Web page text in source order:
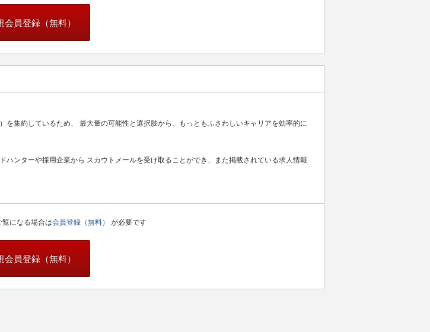
会員登録（無料）
集約しているため、 最大量の可能性と選択肢から、もっともふさわしいキャリアを効率的に
ンターや採用企業から スカウトメールを受け取ることができ、また掲載されている求人情報
になる場合は会員登録（無料） が必要です
会員登録（無料）